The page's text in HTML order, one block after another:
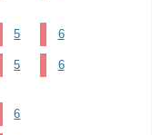
5 6
5 6
6